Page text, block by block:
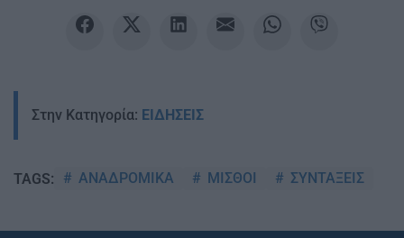
Στην Κατηγορία: ΕΙΔΗΣΕΙΣ
TAGS: ΑΝΑΔΡΟΜΙΚΑ ΜΙΣΘΟΙ ΣΥΝΤΑΞΕΙΣ